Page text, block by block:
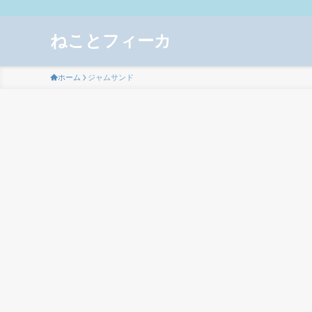
ねことフィーカ
ホーム ジャムサンド